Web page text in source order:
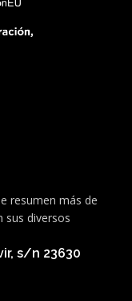
resumen más de
sus diversos
s/n 23630